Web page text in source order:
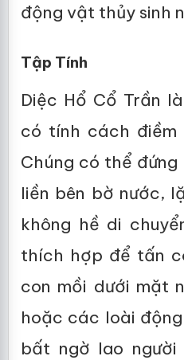
động vật thủy sinh
Tập Tính
Diệc Hổ Cổ Trần
có tính cách điềm
Chúng có thể
liền bên bờ nước,
không hề di
thích hợp để tấn
con mồi dưới mặt
hoặc các loài
bất ngờ lao